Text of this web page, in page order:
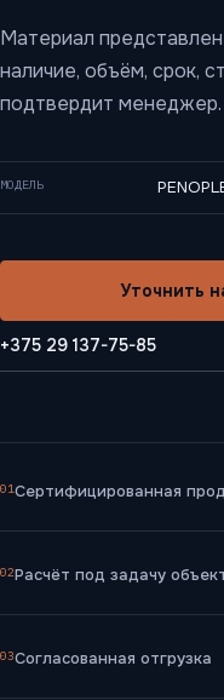
Материал
наличие, объём, срок,
подтвердит менеджер.
МОДЕЛЬ
Уточнить
+375 29 137-75-85
01Сертифицированная
02Расчёт под задачу
03Согласованная отгрузка